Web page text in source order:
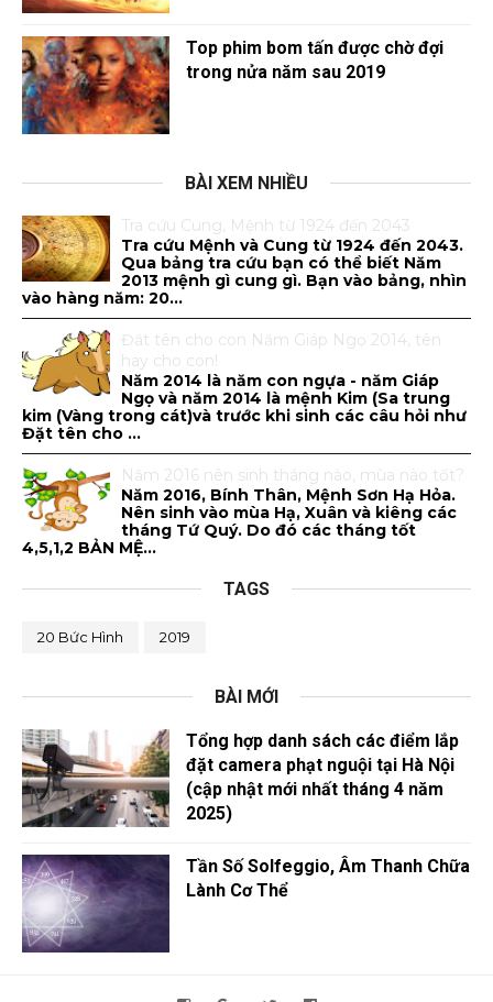
Top phim bom tấn được chờ đợi
trong nửa năm sau 2019
BÀI XEM NHIỀU
Tra cứu Cung, Mệnh từ 1924 đến 2043
Tra cứu Mệnh và Cung từ 1924 đến 2043.
Qua bảng tra cứu bạn có thể biết Năm
2013 mệnh gì cung gì. Bạn vào bảng, nhìn
vào hàng năm: 20...
Đăt tên cho con Năm Giáp Ngọ 2014, tên
hay cho con!
Năm 2014 là năm con ngựa - năm Giáp
Ngọ và năm 2014 là mệnh Kim (Sa trung
kim (Vàng trong cát)và trước khi sinh các câu hỏi như
Đặt tên cho ...
Năm 2016 nên sinh tháng nào, mùa nào tốt?
Năm 2016, Bính Thân, Mệnh Sơn Hạ Hỏa.
Nên sinh vào mùa Hạ, Xuân và kiêng các
tháng Tứ Quý. Do đó các tháng tốt
4,5,1,2 BẢN MỆ...
TAGS
20 Bức Hình 2019
BÀI MỚI
Tổng hợp danh sách các điểm lắp
đặt camera phạt nguội tại Hà Nội
(cập nhật mới nhất tháng 4 năm
2025)
Tần Số Solfeggio, Âm Thanh Chữa
Lành Cơ Thể